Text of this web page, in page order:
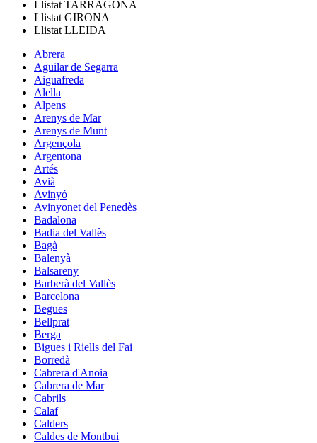
Llistat TARRAGONA
Llistat GIRONA
Llistat LLEIDA
Abrera
Aguilar de Segarra
Aiguafreda
Alella
Alpens
Arenys de Mar
Arenys de Munt
Argençola
Argentona
Artés
Avià
Avinyó
Avinyonet del Penedès
Badalona
Badia del Vallès
Bagà
Balenyà
Balsareny
Barberà del Vallès
Barcelona
Begues
Bellprat
Berga
Bigues i Riells del Fai
Borredà
Cabrera d'Anoia
Cabrera de Mar
Cabrils
Calaf
Calders
Caldes de Montbui